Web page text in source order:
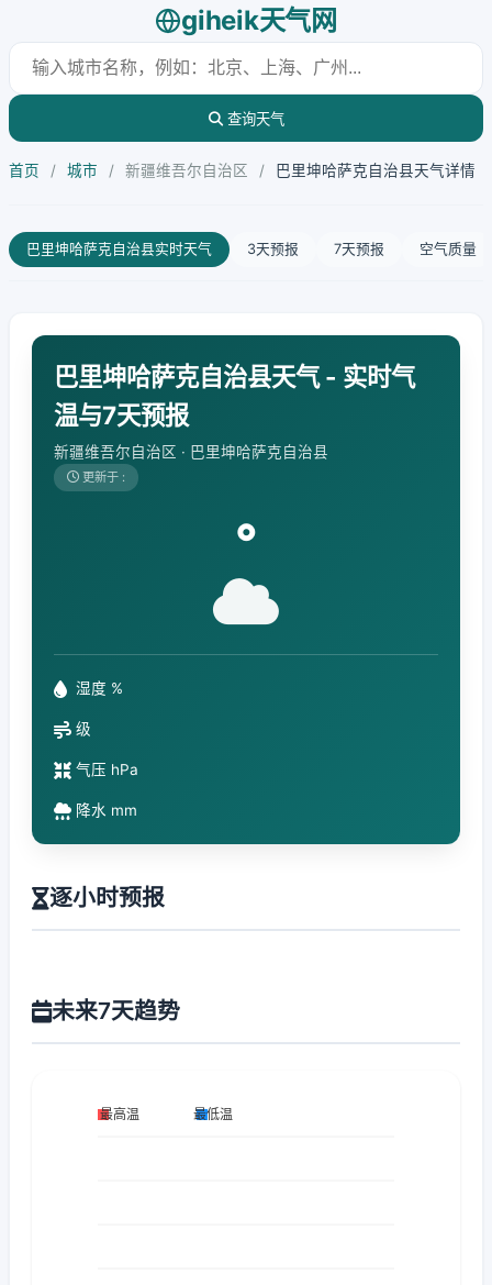
giheik天气网
查询天气
首页 / 城市 / 新疆维吾尔自治区 / 巴里坤哈萨克自治县天气详情
巴里坤哈萨克自治县实时天气 3天预报 7天预报 空气质量
巴里坤哈萨克自治县天气 - 实时气
温与7天预报
新疆维吾尔自治区 · 巴里坤哈萨克自治县
更新于 :
°
湿度 %
级
气压 hPa
降水 mm
逐小时预报
未来7天趋势